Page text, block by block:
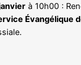
à 10h00 :
Évangélique